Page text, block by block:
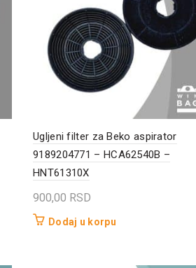
Ugljeni filter za Beko aspirator
9189204771 – HCA62540B –
HNT61310X
900,00 RSD
Dodaj u korpu